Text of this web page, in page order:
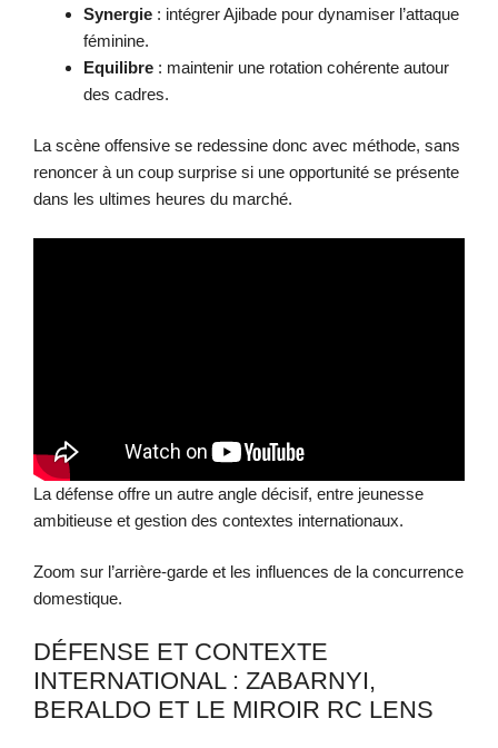
Synergie : intégrer Ajibade pour dynamiser l’attaque
féminine.
Equilibre : maintenir une rotation cohérente autour
des cadres.
La scène offensive se redessine donc avec méthode, sans
renoncer à un coup surprise si une opportunité se présente
dans les ultimes heures du marché.
La défense offre un autre angle décisif, entre jeunesse
ambitieuse et gestion des contextes internationaux.
Zoom sur l’arrière-garde et les influences de la concurrence
domestique.
DÉFENSE ET CONTEXTE
INTERNATIONAL : ZABARNYI,
BERALDO ET LE MIROIR RC LENS